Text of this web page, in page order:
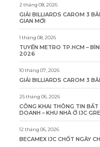
2 tháng 08, 2026
GIẢI BILLIARDS CAROM 3
GIAN MỚI
1 tháng 08, 2026
TUYẾN METRO TP.HCM –
2026
10 tháng 07, 2026
GIẢI BILLIARDS CAROM 3
25 tháng 06, 2026
CÔNG KHAI THÔNG TIN
DOANH – KHU NHÀ Ở IJC
12 tháng 06, 2026
BECAMEX IJC CHỐT NGÀY